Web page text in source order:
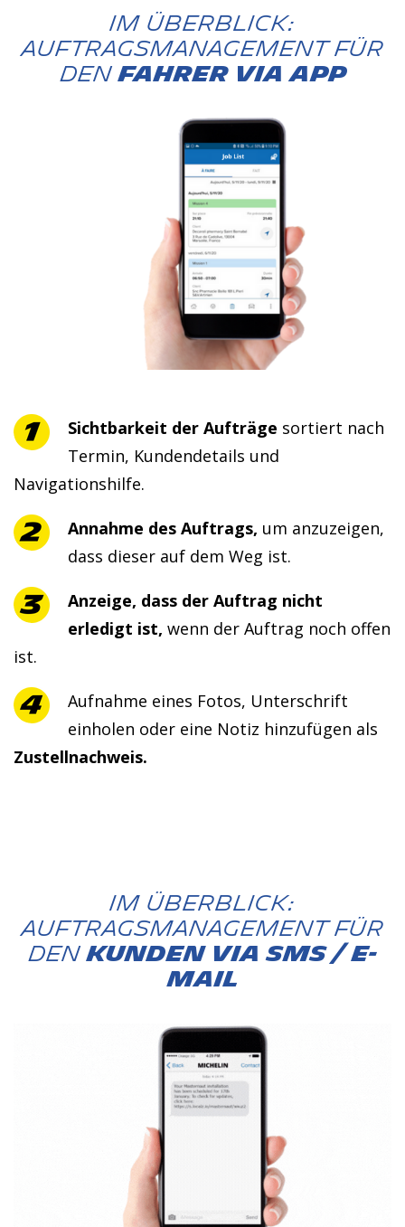
Im Überblick:
Auftragsmanagement für
denFAHRER VIA APP
Sichtbarkeit der Aufträge sortiert nach
Termin, Kundendetails und
Navigationshilfe.
Annahme des Auftrags, um anzuzeigen,
dass dieser auf dem Weg ist.
Anzeige, dass der Auftrag nicht
erledigt ist, wenn der Auftrag noch offen
ist.
Aufnahme eines Fotos, Unterschrift
einholen oder eine Notiz hinzufügen als
Zustellnachweis.
Im Überblick:
Auftragsmanagement für
denKUNDEN VIA SMS / E-
MAIL